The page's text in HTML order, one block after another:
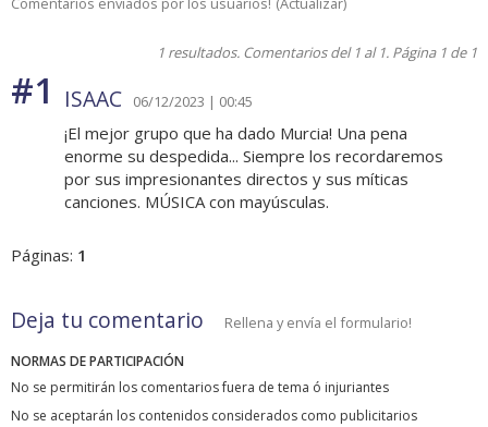
1 resultados. Comentarios del 1 al 1. Página 1 de 1
#1 ISAAC 06/12/2023 | 00:45
¡El mejor grupo que ha dado Murcia! Una pena
enorme su despedida... Siempre los recordaremos
por sus impresionantes directos y sus míticas
canciones. MÚSICA con mayúsculas.
Páginas: 1
Deja tu comentario Rellena y envía el formulario!
NORMAS DE PARTICIPACIÓN
No se permitirán los comentarios fuera de tema ó injuriantes
No se aceptarán los contenidos considerados como publicitarios